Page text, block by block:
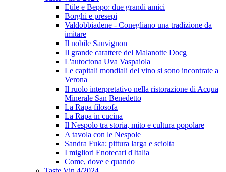
Etile e Beppo: due grandi amici
Borghi e presepi
Valdobbiadene - Conegliano una tradizione da
imitare
Il nobile Sauvignon
Il grande carattere del Malanotte Docg
L'autoctona Uva Vaspaiola
Le capitali mondiali del vino si sono incontrate a
Verona
Il ruolo interpretativo nella ristorazione di Acqua
Minerale San Benedetto
La Rapa filosofa
La Rapa in cucina
Il Nespolo tra storia, mito e cultura popolare
A tavola con le Nespole
Sandra Fuka: pittura larga e sciolta
I migliori Enotecari d'Italia
Come, dove e quando